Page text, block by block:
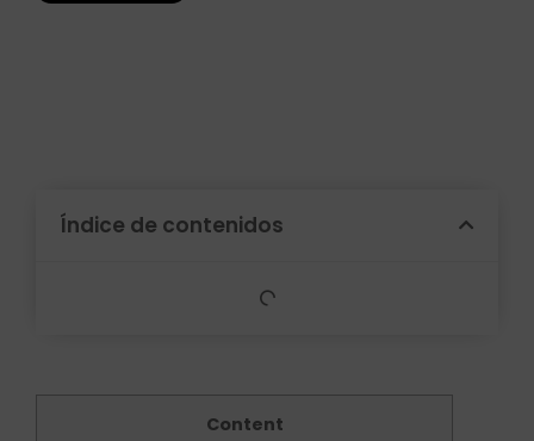
Índice de contenidos
Content